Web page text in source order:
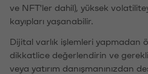
ve NFT'ler dahil), yüksek
kayıpları yaşanabilir.
Dijital varlık işlemleri yapmadan
dikkatlice değerlendirin ve
veya yatırım danışmanınızdan